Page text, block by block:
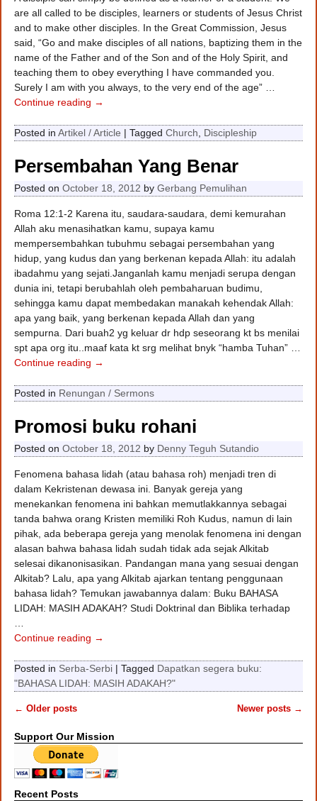
are all called to be disciples, learners or students of Jesus Christ
and to make other disciples. In the Great Commission, Jesus
said, “Go and make disciples of all nations, baptizing them in the
name of the Father and of the Son and of the Holy Spirit, and
teaching them to obey everything I have commanded you.
Surely I am with you always, to the very end of the age”
Continue reading →
Posted in Artikel / Article |Tagged Church Discipleship
Persembahan Yang Benar
Posted onOctober 18, 2012 byGerbang Pemulihan
Roma 12:1-2 Karena itu, saudara-saudara, demi kemurahan
Allah aku menasihatkan kamu, supaya kamu
mempersembahkan tubuhmu sebagai persembahan yang
hidup, yang kudus dan yang berkenan kepada Allah: itu adalah
ibadahmu yang sejati.Janganlah kamu menjadi serupa dengan
dunia ini, tetapi berubahlah oleh pembaharuan budimu,
sehingga kamu dapat membedakan manakah kehendak Allah:
apa yang baik, yang berkenan kepada Allah dan yang
sempurna. Dari buah2 yg keluar dr hdp seseorang kt bs menilai
spt apa org itu..maaf kata kt srg melihat bnyk “hamba Tuhan”
Continue reading →
Posted in Renungan / Sermons
Promosi buku rohani
Posted onOctober 18, 2012 by Denny Teguh Sutandio
Fenomena bahasa lidah (atau bahasa roh) menjadi tren di
dalam Kekristenan dewasa ini. Banyak gereja yang
menekankan fenomena ini bahkan memutlakkannya sebagai
tanda bahwa orang Kristen memiliki Roh Kudus, namun di lain
pihak, ada beberapa gereja yang menolak fenomena ini dengan
alasan bahwa bahasa lidah sudah tidak ada sejak Alkitab
selesai dikanonisasikan. Pandangan mana yang sesuai dengan
Alkitab? Lalu, apa yang Alkitab ajarkan tentang penggunaan
bahasa lidah? Temukan jawabannya dalam: Buku BAHASA
LIDAH: MASIH ADAKAH? Studi Doktrinal dan Biblika terhadap
Continue reading →
Posted in Serba-Serbi |Tagged Dapatkan segera buku:
"BAHASA LIDAH: MASIH ADAKAH?"
← Older posts Newer posts →
Support Our Mission
Recent Posts